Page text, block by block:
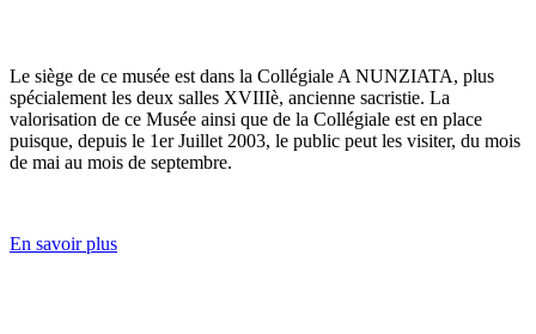
Le siège de ce musée est dans la Collégiale A NUNZIATA, plus
spécialement les deux salles XVIIIè, ancienne sacristie. La
valorisation de ce Musée ainsi que de la Collégiale est en place
puisque, depuis le 1er Juillet 2003, le public peut les visiter, du mois
de mai au mois de septembre.
En savoir plus